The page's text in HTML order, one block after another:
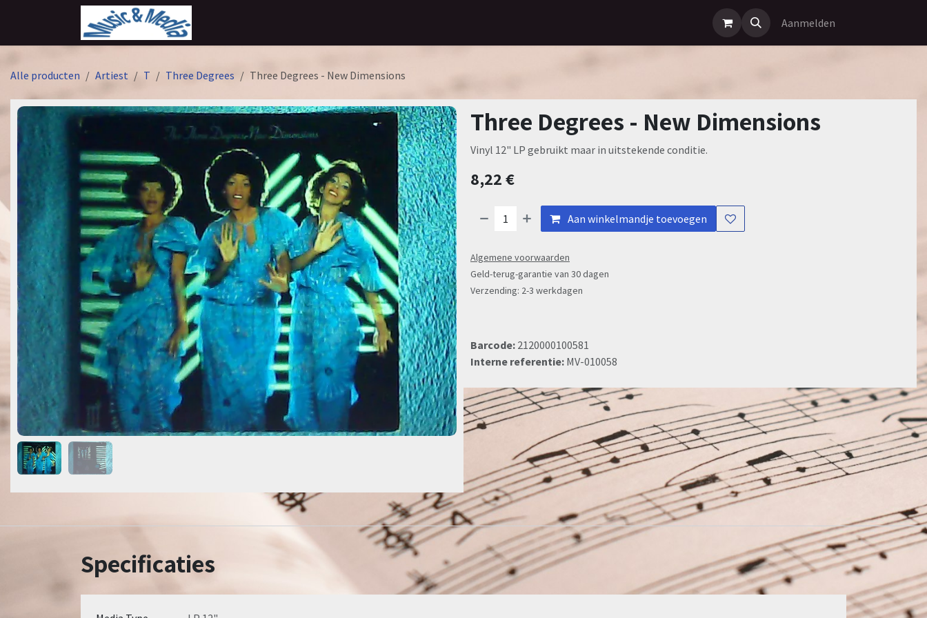
Overslaan naar inhoud
Aanmelden
Alle producten Artiest T Three Degrees Three Degrees - New Dimensions
Three Degrees - New Dimensions
Vinyl 12" LP gebruikt maar in uitstekende conditie.
8,22€
Aan winkelmandje toevoegen
Algemene voorwaarden
Geld-terug-garantie van 30 dagen
Verzending: 2-3 werkdagen
Barcode: 2120000100581
Interne referentie: MV-010058
Specificaties